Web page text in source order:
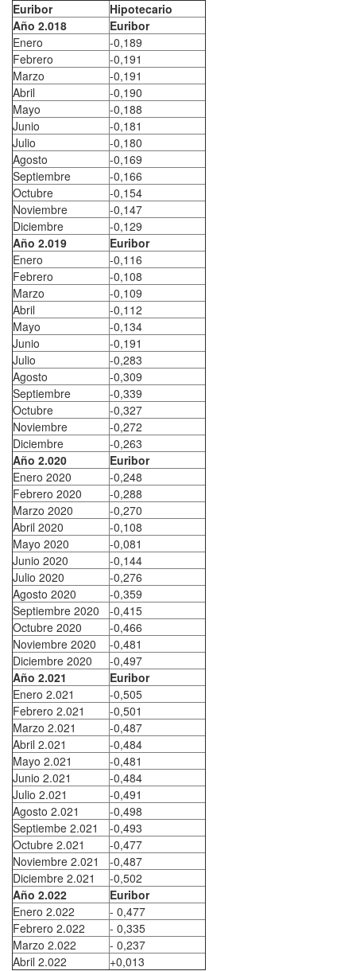
Euribor
Hipotecario
Año 2.018
Euribor
Enero
-0,189
Febrero
-0,191
Marzo
-0,191
Abril
-0,190
Mayo
-0,188
Junio
-0,181
Julio
-0,180
Agosto
-0,169
Septiembre
-0,166
Octubre
-0,154
Noviembre
-0,147
Diciembre
-0,129
Año 2.019
Euribor
Enero
-0,116
Febrero
-0,108
Marzo
-0,109
Abril
-0,112
Mayo
-0,134
Junio
-0,191
Julio
-0,283
Agosto
-0,309
Septiembre
-0,339
Octubre
-0,327
Noviembre
-0,272
Diciembre
-0,263
Año 2.020
Euribor
Enero 2020
-0,248
Febrero 2020
-0,288
Marzo 2020
-0,270
Abril 2020
-0,108
Mayo 2020
-0,081
Junio 2020
-0,144
Julio 2020
-0,276
Agosto 2020
-0,359
Septiembre 2020
-0,415
Octubre 2020
-0,466
Noviembre 2020
-0,481
Diciembre 2020
-0,497
Año 2.021
Euribor
Enero 2.021
-0,505
Febrero 2.021
-0,501
Marzo 2.021
-0,487
Abril 2.021
-0,484
Mayo 2.021
-0,481
Junio 2.021
-0,484
Julio 2.021
-0,491
Agosto 2.021
-0,498
Septiembe 2.021
-0,493
Octubre 2.021
-0,477
Noviembre 2.021
-0,487
Diciembre 2.021
-0,502
Año 2.022
Euribor
Enero 2.022
- 0,477
Febrero 2.022
- 0,335
Marzo 2.022
- 0,237
Abril 2.022
+0,013